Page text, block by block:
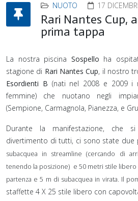
NUOTO 17
Rari Nantes Cup,
prima tappa
La nostra piscina Sospello ha
stagione di Rari Nantes Cup, il nostro
Esordienti B (nati nel 2008 e 2009 i
femmine) che nuotano negli
(Sempione, Carmagnola, Pianezza, e
Durante la manifestazione, che
divertimento di tutti, ci sono state due
subacquea in streamline (cercando di
tenendo la posizione) e 50 metri stile libero
partenza e 5 m di subacquea in virata. Il
staffette 4 X 25 stile libero con